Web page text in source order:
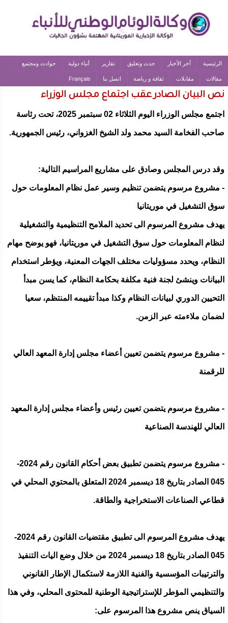
الرئيسية آخر الأخبار حدث وتعليق تقارير أنباء دولية حوادث ومجتمع
مقالات مقابلات ثقافة و رياضة اتصل بنا Français
نص البيان الصادر عقب اجتماع مجلس الوزراء
اجتمع مجلس الوزراء اليوم الثلاثاء 02 سبتمبر 2025، تحت رئاسة
صاحب الفخامة السيد محمد ولد الشيخ الغزواني، رئيس الجمهورية.
وقد درس المجلس وصادق على مشاريع المراسيم التالية:
- مشروع مرسوم يتضمن تنظيم وسير عمل نظام المعلومات حول
سوق التشغيل في موريتانيا
يهدف مشروع المرسوم الى تحديد الملامح التنظيمية والتشغيلية
لنظام المعلومات حول سوق التشغيل في موريتانيا، فهو يوضح مهام
النظام، ويحدد مسؤوليات مختلف الجهات المعنية، ويؤطر استخدام
البيانات وينشئ لجنة فنية مكلفة بحكامة النظام، كما يسن مبدأ
التحيين الدوري لبيانات النظام وكذا مبدأ تقييمه المنتظم، سعيا
لضمان ملاءمته عبر الزمن.
- مشروع مرسوم يتضمن تعيين أعضاء مجلس إدارة المعهد العالي
للرقمنة
- مشروع مرسوم يتضمن تعيين رئيس وأعضاء مجلس إدارة المعهد
العالي للهندسة الصناعية
- مشروع مرسوم يتضمن تطبيق بعض أحكام القانون رقم 2024-
045 الصادر بتاريخ 18 ديسمبر 2024 المتعلق بالمحتوي المحلي في
قطاعي الصناعات الاستخراجية والطاقة.
يهدف مشروع المرسوم الى تطبيق مقتضيات القانون رقم 2024-
045 الصادر بتاريخ 18 ديسمبر 2024 من خلال وضع اليات التنفيذ
والترتيبات المؤسسية والفنية اللازمة لاستكمال الإطار القانوني
والتنظيمي المؤطر للإستراتيجية الوطنية للمحتوى المحلي، وفي هذا
السياق ينص مشروع هذا المرسوم على: